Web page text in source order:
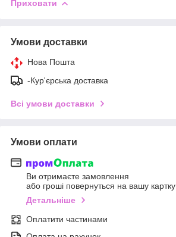
Приховати
Умови доставки
Нова Пошта
-Кур'єрська доставка
Всі умови доставки
Умови оплати
Ви отримаєте замовлення
або гроші повернуться на вашу картку
Детальніше
Оплатити частинами